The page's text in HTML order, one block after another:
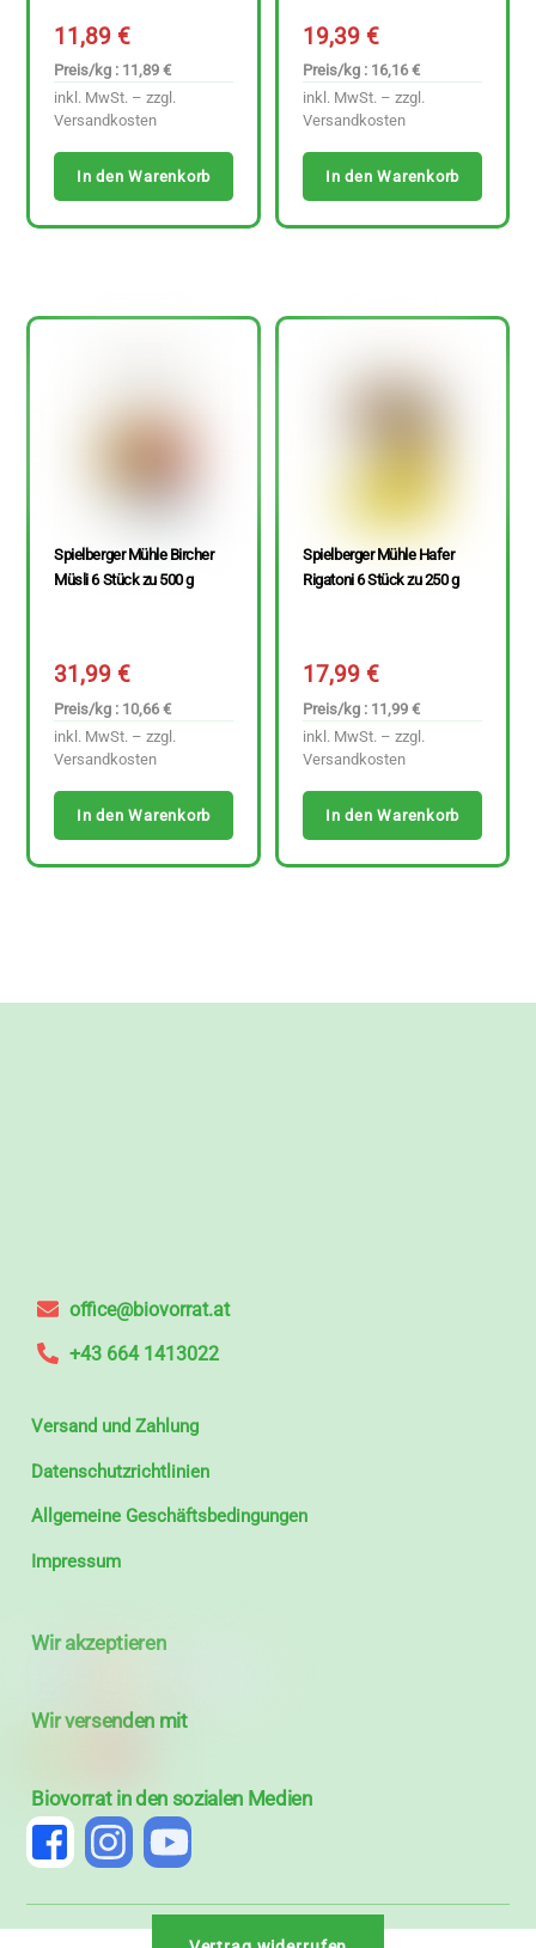
11,89€
Preis/kg : 11,89 €
inkl. MwSt. – zzgl.
Versandkosten
In den Warenkorb
19,39€
Preis/kg : 16,16 €
inkl. MwSt. – zzgl.
Versandkosten
In den Warenkorb
Spielberger Mühle Bircher
Müsli 6 Stück zu 500 g
31,99€
Preis/kg : 10,66 €
inkl. MwSt. – zzgl.
Versandkosten
In den Warenkorb
Spielberger Mühle Hafer
Rigatoni 6 Stück zu 250 g
17,99€
Preis/kg : 11,99 €
inkl. MwSt. – zzgl.
Versandkosten
In den Warenkorb
office@biovorrat.at
+43 664 1413022
Versand und Zahlung
Datenschutzrichtlinien
Allgemeine Geschäftsbedingungen
Impressum
Wir akzeptieren
Wir versenden mit
Biovorrat in den sozialen Medien